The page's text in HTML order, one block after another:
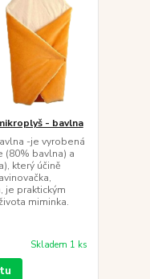
- bavlna
-je vyrobená
(80% bavlna) a
který účině
je praktickým
miminka.
Skladem 1 ks